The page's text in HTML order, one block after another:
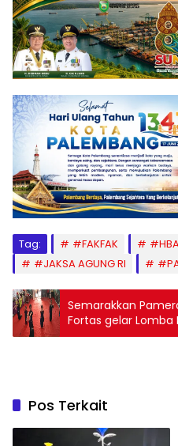
Tag: #FAKFAK
#JAKSA AGUNG RI
Semarakkan
Fortas gelar Lomba
Pos Terkait